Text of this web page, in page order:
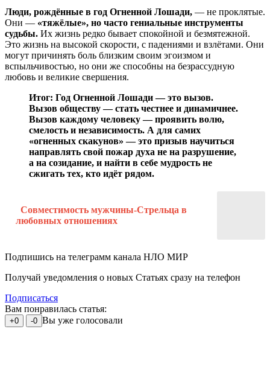
Люди, рождённые в год Огненной Лошади, — не проклятые.
Они — «тяжёлые», но часто гениальные инструменты
судьбы. Их жизнь редко бывает спокойной и безмятежной.
Это жизнь на высокой скорости, с падениями и взлётами. Они
могут причинять боль близким своим эгоизмом и
вспыльчивостью, но они же способны на безрассудную
любовь и великие свершения.
Итог: Год Огненной Лошади — это вызов.
Вызов обществу — стать честнее и динамичнее.
Вызов каждому человеку — проявить волю,
смелость и независимость. А для самих
«огненных скакунов» — это призыв научиться
направлять свой пожар духа не на разрушение,
а на созидание, и найти в себе мудрость не
сжигать тех, кто идёт рядом.
Совместимость мужчины-Стрельца в
любовных отношениях
Подпишись на телеграмм канала НЛО МИР
Получай уведомления о новых Статьях сразу на телефон
Подписаться
Вам понравилась статья:
+0 -0 Вы уже голосовали